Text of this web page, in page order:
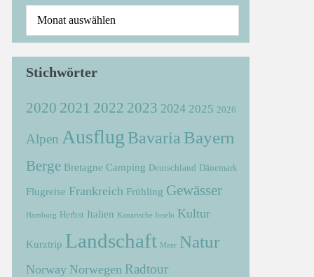
Stichwörter
2020 2021 2022 2023 2024 2025 2026
Alpen Ausflug Bavaria Bayern
Berge Bretagne Camping Deutschland Dänemark
Flugreise Frankreich Frühling Gewässer
Hamburg Herbst Italien Kanarische Inseln Kultur
Kurztrip Landschaft Meer Natur
Norway Norwegen Radtour